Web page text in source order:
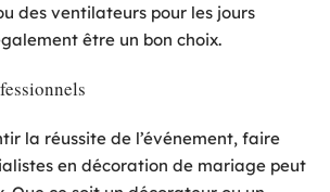
des ventilateurs pour les jours
être un bon choix.
la réussite de l’événement, faire
en décoration de mariage peut